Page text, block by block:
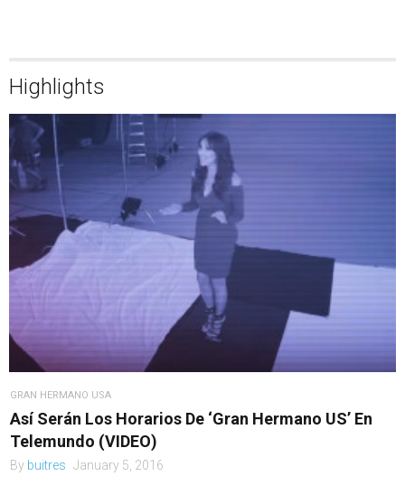
Highlights
GRAN HERMANO USA
Así Serán Los Horarios De ‘Gran Hermano US’ En
Telemundo (VIDEO)
By buitres January 5, 2016